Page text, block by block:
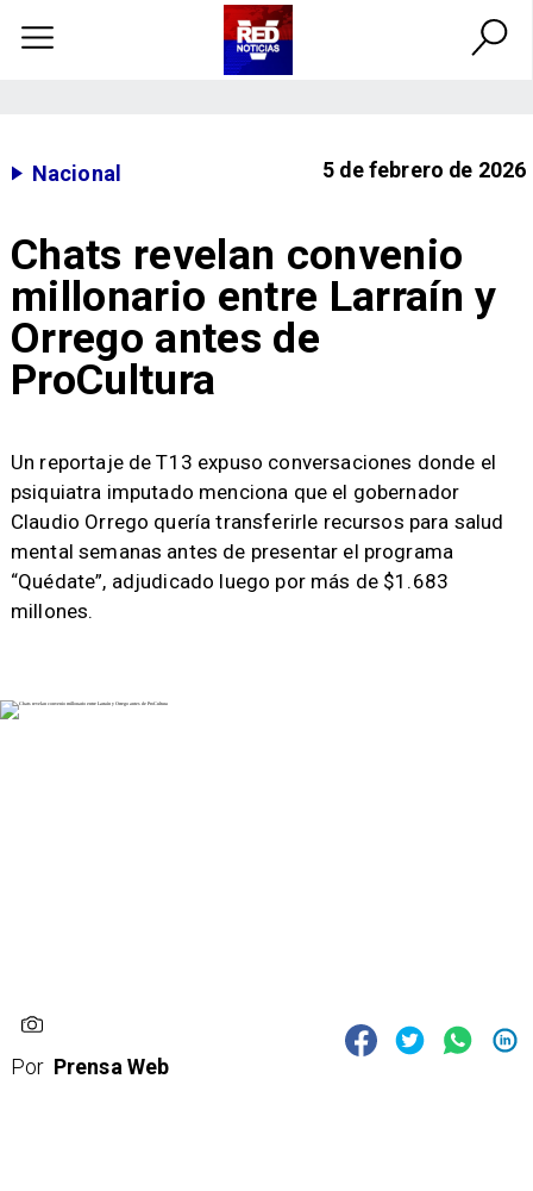
Nacional 5 de febrero de 2026
Chats revelan convenio
millonario entre Larraín y
Orrego antes de
ProCultura
Un reportaje de T13 expuso conversaciones donde el
psiquiatra imputado menciona que el gobernador
Claudio Orrego quería transferirle recursos para salud
mental semanas antes de presentar el programa
“Quédate”, adjudicado luego por más de $1.683
millones.
Por Prensa Web